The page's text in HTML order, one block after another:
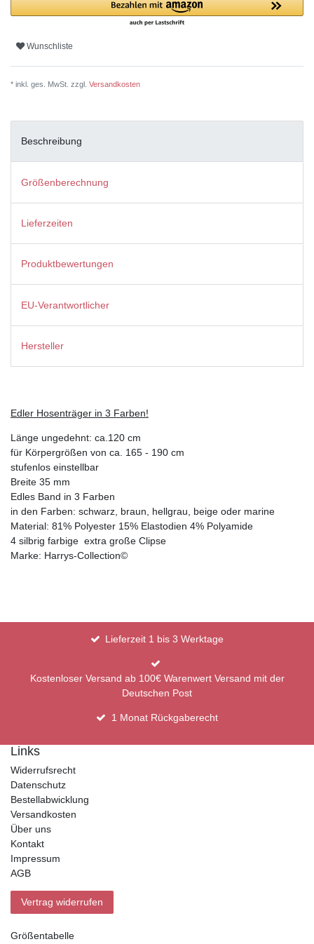
Wunschliste
* inkl. ges. MwSt. zzgl. Versandkosten
Beschreibung
Größenberechnung
Lieferzeiten
Produktbewertungen
EU-Verantwortlicher
Hersteller
Edler Hosenträger in 3 Farben!
Länge ungedehnt: ca.120 cm
für Körpergrößen von ca. 165 - 190 cm
stufenlos einstellbar
Breite 35 mm
Edles Band in 3 Farben
in den Farben: schwarz, braun, hellgrau, beige oder marine
Material: 81% Polyester 15% Elastodien 4% Polyamide
4 silbrig farbige extra große Clipse
Marke: Harrys-Collection©
Lieferzeit 1 bis 3 Werktage
Kostenloser Versand ab 100€ Warenwert Versand mit der
Deutschen Post
1 Monat Rückgaberecht
Links
Widerrufsrecht
Datenschutz
Bestellabwicklung
Versandkosten
Über uns
Kontakt
Impressum
AGB
Vertrag widerrufen
Größentabelle